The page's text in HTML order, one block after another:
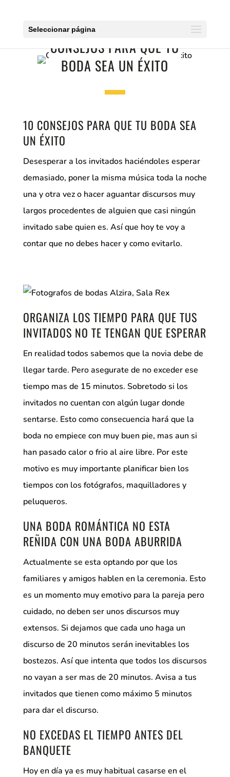
Seleccionar página
CONSEJOS PARA QUE TU
BODA SEA UN ÉXITO
10 CONSEJOS PARA QUE TU BODA SEA
UN ÉXITO
Desesperar a los invitados haciéndoles esperar
demasiado, poner la misma música toda la noche
una y otra vez o hacer aguantar discursos muy
largos procedentes de alguien que casi ningún
invitado sabe quien es. Así que hoy te voy a
contar que no debes hacer y como evitarlo.
ORGANIZA LOS TIEMPO PARA QUE TUS
INVITADOS NO TE TENGAN QUE ESPERAR
En realidad todos sabemos que la novia debe de
llegar tarde. Pero asegurate de no exceder ese
tiempo mas de 15 minutos. Sobretodo si los
invitados no cuentan con algún lugar donde
sentarse. Esto como consecuencia hará que la
boda no empiece con muy buen pie, mas aun si
han pasado calor o frio al aire libre. Por este
motivo es muy importante planificar bien los
tiempos con los fotógrafos, maquilladores y
peluqueros.
UNA BODA ROMÁNTICA NO ESTA
REÑIDA CON UNA BODA ABURRIDA
Actualmente se esta optando por que los
familiares y amigos hablen en la ceremonia. Esto
es un momento muy emotivo para la pareja pero
cuidado, no deben ser unos discursos muy
extensos. Si dejamos que cada uno haga un
discurso de 20 minutos serán inevitables los
bostezos. Así que intenta que todos los discursos
no vayan a ser mas de 20 minutos. Avisa a tus
invitados que tienen como máximo 5 minutos
para dar el discurso.
NO EXCEDAS EL TIEMPO ANTES DEL
BANQUETE
Hoy en día ya es muy habitual casarse en el